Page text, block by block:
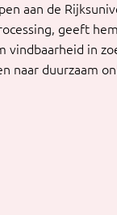
aan de
geeft
vindbaarheid in
naar duurzaam